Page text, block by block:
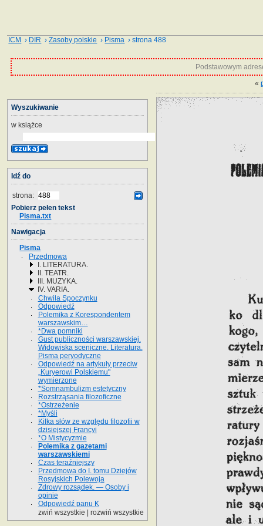
ICM › DIR ›Zasoby polskie › Pisma › strona 488
Podstawowym
«
Wyszukiwanie
w książce
Idź do
strona:
Pobierz pełen tekst
Pisma.txt
Nawigacja
Pisma
Przedmowa
I. LITERATURA.
II. TEATR.
III. MUZYKA.
IV. VARIA.
Chwila Spoczynku
Odpowiedź
Polemika z Korespondentem
warszawskim…
*Dwa pomniki
Gust publiczności warszawskiej.
Widowiska sceniczne. Literatura.
Pisma peryodyczne
Odpowiedź na artykuły przeciw
„Kuryerowi Polskiemu"
wymierzone
*Somnambulizm estetyczny
Rozstrząsania filozoficzne
*Ostrzeżenie
*Myśli
Kilka słów ze względu filozofii w
dzisiejszej Francyi
*O Mistycyzmie
Polemika z gazetami
warszawskiemi
Czas teraźniejszy
Przedmowa do I. tomu Dziejów
Rosyjskich Polewoja
Zdrowy rozsądek. — Osoby i
opinie
Odpowiedź panu K
zwiń wszystkie
rozwiń wszystkie